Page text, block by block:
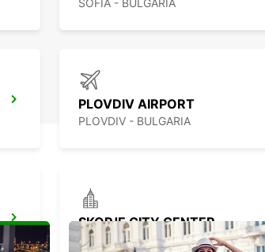
SOFIA - BULGARIA
PLOVDIV AIRPORT
PLOVDIV - BULGARIA
SKOPJE CITY CENTER
SKOPJE - MACEDONIA